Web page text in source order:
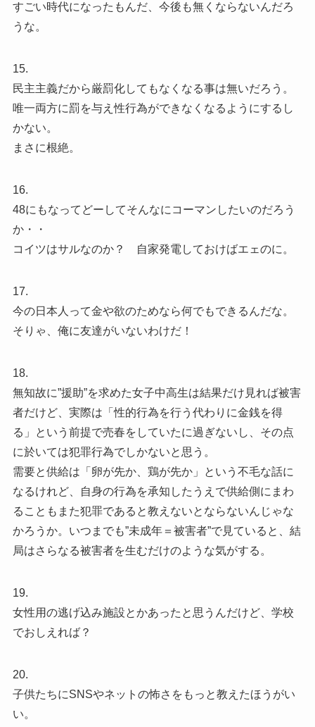
すごい時代になったもんだ、今後も無くならないんだろ
うな。
15.
民主主義だから厳罰化してもなくなる事は無いだろう。
唯一両方に罰を与え性行為ができなくなるようにするし
かない。
まさに根絶。
16.
48にもなってどーしてそんなにコーマンしたいのだろう
か・・
コイツはサルなのか？ 自家発電しておけばエェのに。
17.
今の日本人って金や欲のためなら何でもできるんだな。
そりゃ、俺に友達がいないわけだ！
18.
無知故に”援助”を求めた女子中高生は結果だけ見れば被害
者だけど、実際は「性的行為を行う代わりに金銭を得
る」という前提で売春をしていたに過ぎないし、その点
に於いては犯罪行為でしかないと思う。
需要と供給は「卵が先か、鶏が先か」という不毛な話に
なるけれど、自身の行為を承知したうえで供給側にまわ
ることもまた犯罪であると教えないとならないんじゃな
かろうか。いつまでも”未成年＝被害者”で見ていると、結
局はさらなる被害者を生むだけのような気がする。
19.
女性用の逃げ込み施設とかあったと思うんだけど、学校
でおしえれば？
20.
子供たちにSNSやネットの怖さをもっと教えたほうがい
い。